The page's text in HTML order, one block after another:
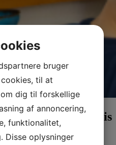
i Sct. Michaelis
bruger
til at
dig til forskellige
af annoncering,
funktionalitet,
Disse oplysninger